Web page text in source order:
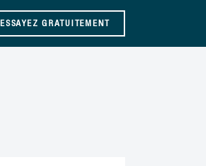
ESSAYEZ GRATUITEMENT